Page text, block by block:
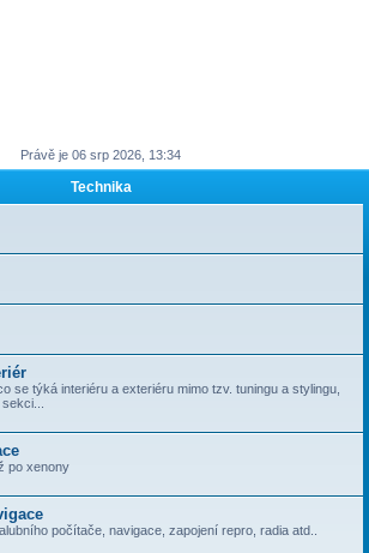
Právě je 06 srp 2026, 13:34
Technika
se týká interiéru a exteriéru mimo tzv. tuningu a stylingu,
po xenony
počítače, navigace, zapojení repro, radia atd..